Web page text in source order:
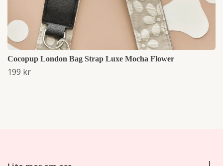
Cocopup London Bag Strap Luxe Mocha Flower
199 kr